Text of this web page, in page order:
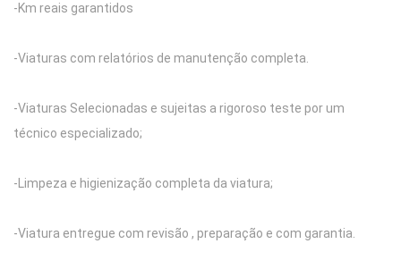
-Km reais garantidos
-Viaturas com relatórios de manutenção completa.
-Viaturas Selecionadas e sujeitas a rigoroso teste por um
técnico especializado;
-Limpeza e higienização completa da viatura;
-Viatura entregue com revisão , preparação e com garantia.